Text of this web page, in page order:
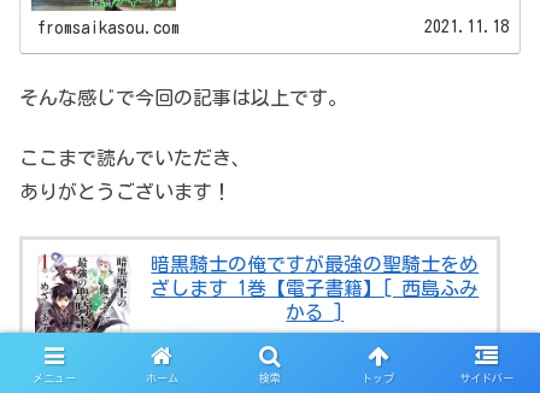
fromsaikasou.com 2021.11.18
そんな感じで今回の記事は以上です。
ここまで読んでいただき、
ありがとうございます！
暗黒騎士の俺ですが最強の聖騎士をめ
ざします 1巻【電子書籍】[ 西島ふみ
かる ]
楽天Kobo電子書籍ストア
メニュー ホーム 検索 トップ サイドバー